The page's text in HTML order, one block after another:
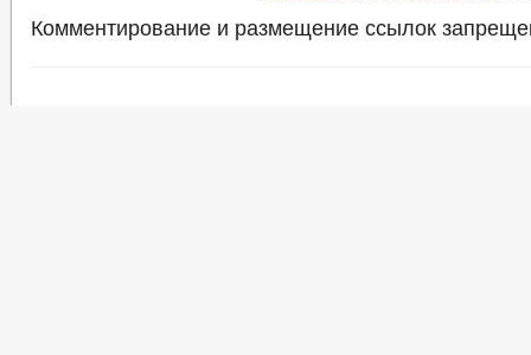
Комментирование и размещение ссылок